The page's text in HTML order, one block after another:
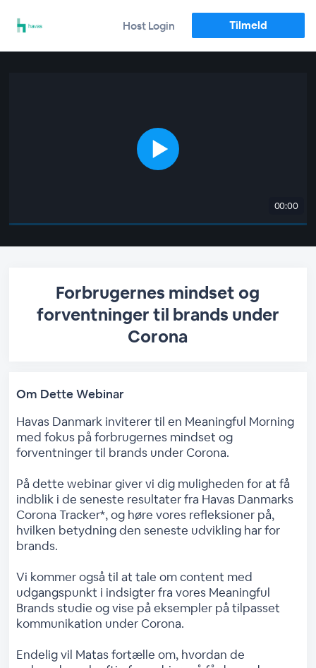
Host Login Tilmeld
00:00
Forbrugernes mindset og
forventninger til brands under
Corona
Om Dette Webinar
Havas Danmark inviterer til en Meaningful Morning
med fokus på forbrugernes mindset og
forventninger til brands under Corona.
På dette webinar giver vi dig muligheden for at få
indblik i de seneste resultater fra Havas Danmarks
Corona Tracker*, og høre vores refleksioner på,
hvilken betydning den seneste udvikling har for
brands.
Vi kommer også til at tale om content med
udgangspunkt i indsigter fra vores Meaningful
Brands studie og vise på eksempler på tilpasset
kommunikation under Corona.
Endelig vil Matas fortælle om, hvordan de